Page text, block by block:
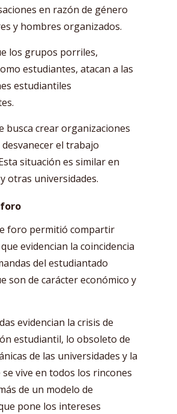
en razón de género
y hombres organizados.
los grupos porriles,
estudiantes, atacan a las
estudiantiles
busca crear organizaciones
el trabajo
situación es similar en
y otras universidades.
foro permitió compartir
evidencian la coincidencia
del estudiantado
son de carácter económico y
evidencian la crisis de
estudiantil, lo obsoleto de
de las universidades y la
vive en todos los rincones
de un modelo de
pone los intereses